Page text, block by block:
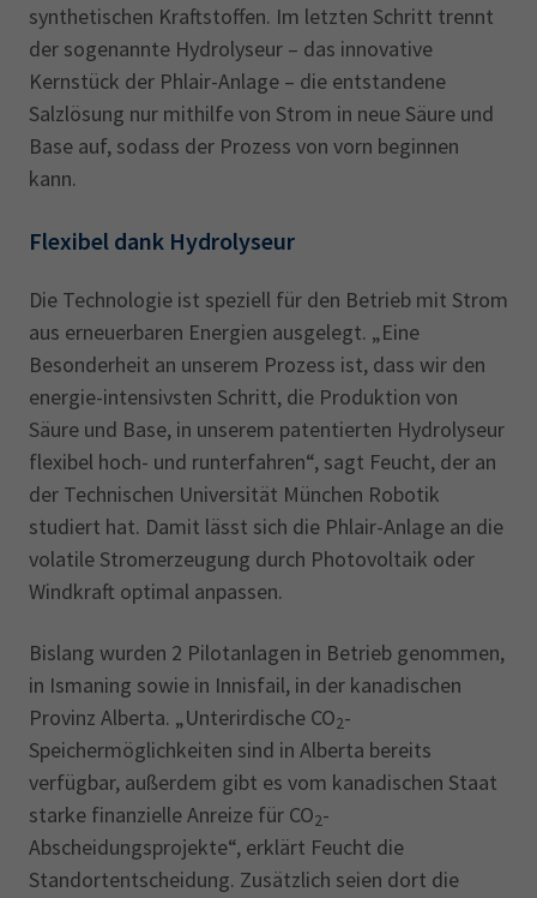
synthetischen Kraftstoffen. Im letzten Schritt trennt
der sogenannte Hydrolyseur – das innovative
Kernstück der Phlair-Anlage – die entstandene
Salzlösung nur mithilfe von Strom in neue Säure und
Base auf, sodass der Prozess von vorn beginnen
kann.
Flexibel dank Hydrolyseur
Die Technologie ist speziell für den Betrieb mit Strom
aus erneuerbaren Energien ausgelegt. „Eine
Besonderheit an unserem Prozess ist, dass wir den
energie-intensivsten Schritt, die Produktion von
Säure und Base, in unserem patentierten Hydrolyseur
flexibel hoch- und runterfahren“, sagt Feucht, der an
der Technischen Universität München Robotik
studiert hat. Damit lässt sich die Phlair-Anlage an die
volatile Stromerzeugung durch Photovoltaik oder
Windkraft optimal anpassen.
Bislang wurden 2 Pilotanlagen in Betrieb genommen,
in Ismaning sowie in Innisfail, in der kanadischen
Provinz Alberta. „Unterirdische CO2-
Speichermöglichkeiten sind in Alberta bereits
verfügbar, außerdem gibt es vom kanadischen Staat
starke finanzielle Anreize für CO2-
Abscheidungsprojekte“, erklärt Feucht die
Standortentscheidung. Zusätzlich seien dort die